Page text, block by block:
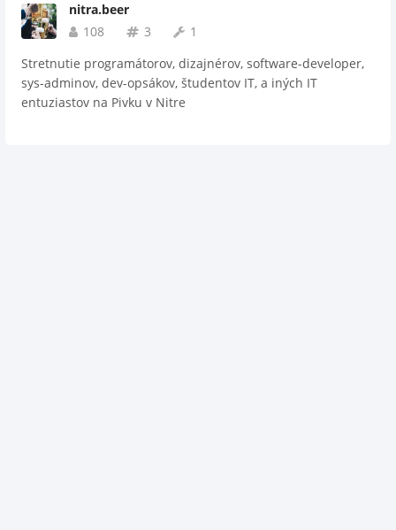
nitra.beer
108
3
1
Stretnutie programátorov, dizajnérov, software-developer,
sys-adminov, dev-opsákov, študentov IT, a iných IT
entuziastov na Pivku v Nitre